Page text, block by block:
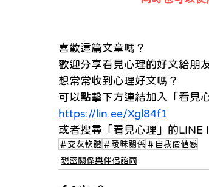
喜歡這篇文章嗎？
歡迎分享看見心理的好文給朋
想常常收到心理好文嗎？
可以點擊下方連結加入「看見
https://lin.ee/Xgl84f1
或者搜尋「看見心理」的
＃交友軟體 ＃曖昧關係 ＃自我價值感
親密關係與伴侶諮商